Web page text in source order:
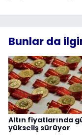
Bunlar da
Altın fiyatlarında
yükseliş sürüyor